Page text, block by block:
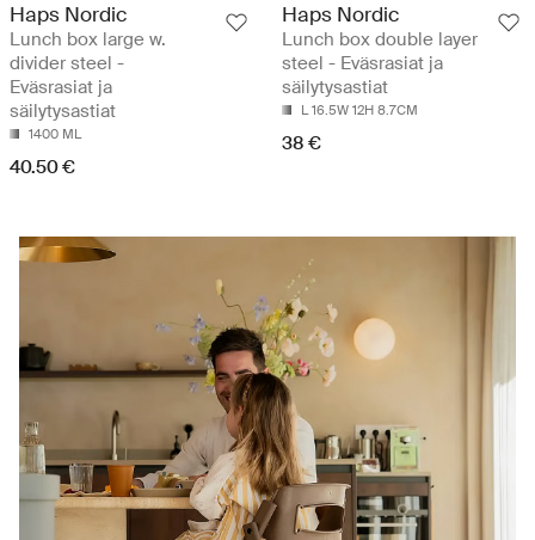
Haps Nordic
Lunch box large w.
divider steel -
Eväsrasiat ja
säilytysastiat
1400 ML
40.50 €
Haps Nordic
Lunch box double layer
steel - Eväsrasiat ja
säilytysastiat
L 16.5W 12H 8.7CM
38 €